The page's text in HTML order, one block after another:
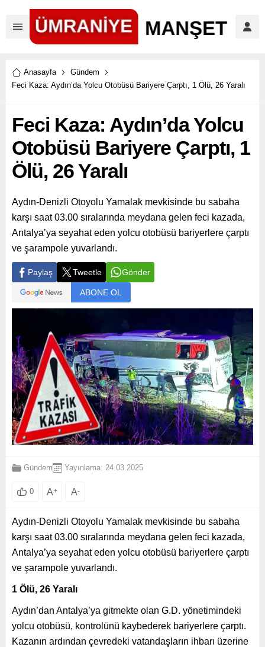
Anasayfa
Gündem
Feci Kaza: Aydın’da Yolcu Otobüsü Bariyere Çarptı, 1 Ölü, 26 Yaralı
Feci Kaza: Aydın’da Yolcu
Otobüsü Bariyere Çarptı, 1
Ölü, 26 Yaralı
Aydın-Denizli Otoyolu Yamalak mevkisinde bu sabaha
karşı saat 03.00 sıralarında meydana gelen feci kazada,
Antalya’ya seyahat eden yolcu otobüsü bariyerlere çarptı
ve şarampole yuvarlandı.
Paylaş Tweetle Gönder
ABONE OL
Gündem Yayınlama: 24.03.2025
0 A+ A-
Aydın-Denizli Otoyolu Yamalak mevkisinde bu sabaha
karşı saat 03.00 sıralarında meydana gelen feci kazada,
Antalya’ya seyahat eden yolcu otobüsü bariyerlere çarptı
ve şarampole yuvarlandı.
1 Ölü, 26 Yaralı
Aydın’dan Antalya’ya gitmekte olan G.D. yönetimindeki
yolcu otobüsü, kontrolünü kaybederek bariyerlere çarptı.
Kazanın ardından çevredeki vatandaşların ihbarı üzerine